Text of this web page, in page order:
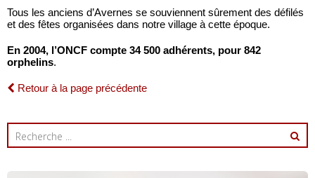
Tous les anciens d’Avernes se souviennent sûrement des défilés
et des fêtes organisées dans notre village à cette époque.
En 2004, l’ONCF compte 34 500 adhérents, pour 842
orphelins.
Retour à la page précédente